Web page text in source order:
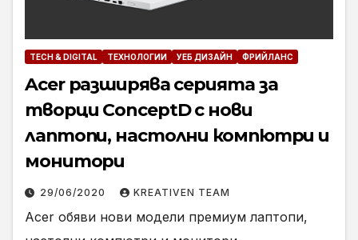
TECH & DIGITAL ТЕХНОЛОГИИ УЕБ ДИЗАЙН ФРИЙЛАНС
Acer разширява серията за
творци ConceptD с нови
лаптопи, настолни компютри и
монитори
29/06/2020 KREATIVEN TEAM
Acer обяви нови модели премиум лаптопи,